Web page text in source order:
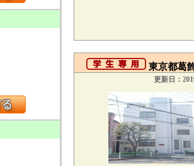
東京都葛
更新日：